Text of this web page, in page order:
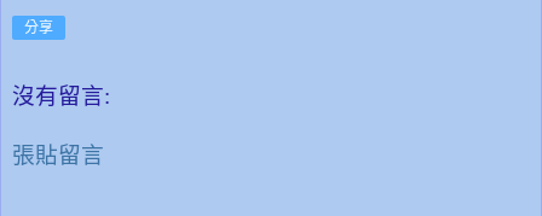
分享
沒有留言:
張貼留言